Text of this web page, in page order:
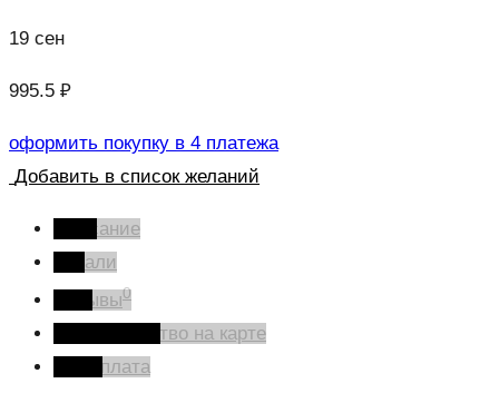
19 сен
995.5 ₽
оформить покупку в 4 платежа
Добавить в список желаний
Описание
Детали
Отзывы0
Производство на карте
Оплата